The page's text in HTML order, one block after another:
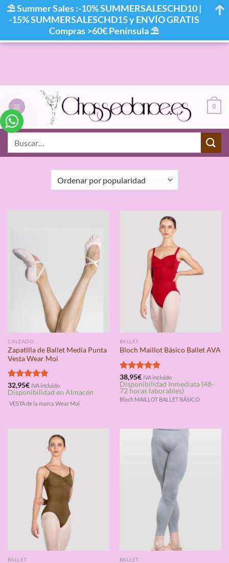
0
INICIO / COLOR DEL PRODUCTO / GREY
FILTRAR
CALZADO
Zapatilla de Ballet Media Punta
Vesta Wear Moi
Valorado
con4.75
de 5
32,95€ IVA incluido
Disponibilidad en Almacén
VESTA de la marca Wear Moi
BALLET
Bloch Maillot Básico Ballet AVA
Valorado
con5.00
de 5
38,95€ IVA incluido
Disponibilidad Inmediata (48-
72 horas laborables)
Bloch MAILLOT BALLET BÁSICO
BALLET BALLET
⛱ Summer Sales :-10% SUMMERSALESCHD10 |
-15% SUMMERSALESCHD15 y ENVÍO GRATIS
Compras >60€ Península ⛱